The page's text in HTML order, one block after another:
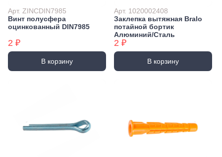
Арт. ZINCDIN7985
Винт полусфера
оцинкованный DIN7985
2 ₽
В корзину
Арт. 1020002408
Заклепка вытяжная Bralo
потайной бортик
Алюминий/Сталь
2 ₽
В корзину